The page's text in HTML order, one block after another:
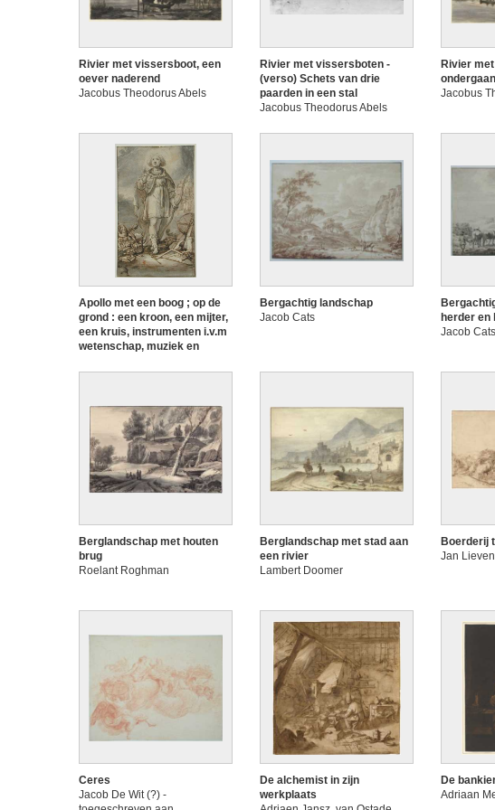
Rivier met vissersboot, een
oever naderend
Jacobus Theodorus Abels
Rivier met vissersboten -
(verso) Schets van drie
paarden in een stal
Jacobus Theodorus Abels
Rivier
Jacobus
Apollo met een boog ; op de
grond : een kroon, een mijter,
een kruis, instrumenten i.v.m
wetenschap, muziek en
Jacob Gerritsz. Cuyp
Bergachtig landschap
Jacob Cats
herder en
Jacob Cats
Berglandschap met houten
brug
Roelant Roghman
Berglandschap met stad aan
een rivier
Lambert Doomer
Boerderij
Jan
Ceres
Jacob De Wit (?) -
De alchemist in zijn
werkplaats
De
Adriaan